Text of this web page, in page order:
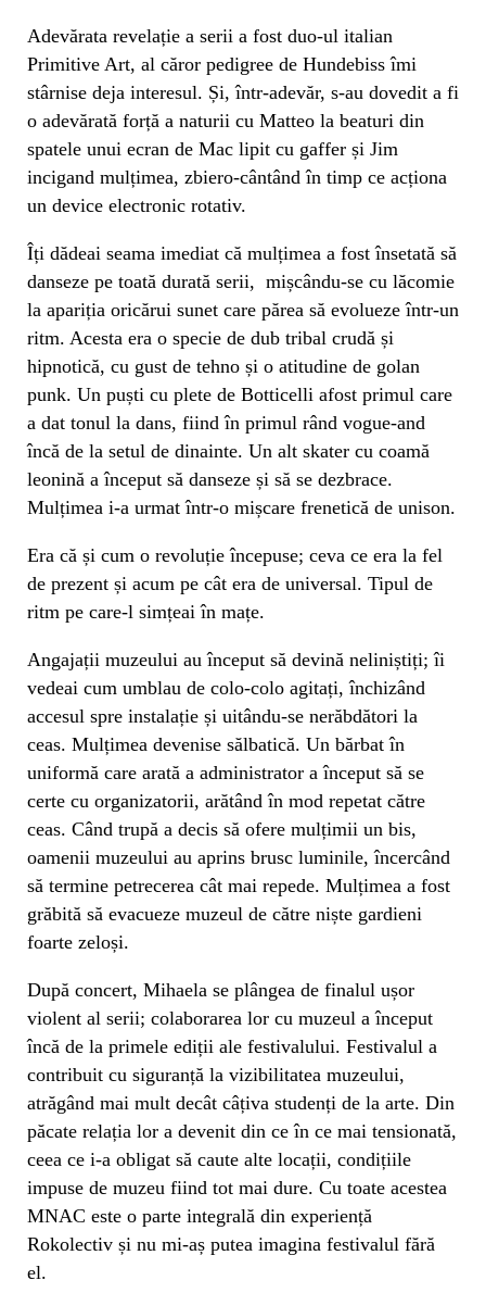
Adevărata revelație a serii a fost duo-ul italian
Primitive Art, al căror pedigree de Hundebiss îmi
stârnise deja interesul. Și, într-adevăr, s-au dovedit a fi
o adevărată forță a naturii cu Matteo la beaturi din
spatele unui ecran de Mac lipit cu gaffer și Jim
incigand mulțimea, zbiero-cântând în timp ce acționa
un device electronic rotativ.
Îți dădeai seama imediat că mulțimea a fost însetată să
danseze pe toată durată serii, mișcându-se cu lăcomie
la apariția oricărui sunet care părea să evolueze într-un
ritm. Acesta era o specie de dub tribal crudă și
hipnotică, cu gust de tehno și o atitudine de golan
punk. Un puști cu plete de Botticelli afost primul care
a dat tonul la dans, fiind în primul rând vogue-and
încă de la setul de dinainte. Un alt skater cu coamă
leonină a început să danseze și să se dezbrace.
Mulțimea i-a urmat într-o mișcare frenetică de unison.
Era că și cum o revoluție începuse; ceva ce era la fel
de prezent și acum pe cât era de universal. Tipul de
ritm pe care-l simțeai în mațe.
Angajații muzeului au început să devină neliniștiți; îi
vedeai cum umblau de colo-colo agitați, închizând
accesul spre instalație și uitându-se nerăbdători la
ceas. Mulțimea devenise sălbatică. Un bărbat în
uniformă care arată a administrator a început să se
certe cu organizatorii, arătând în mod repetat către
ceas. Când trupă a decis să ofere mulțimii un bis,
oamenii muzeului au aprins brusc luminile, încercând
să termine petrecerea cât mai repede. Mulțimea a fost
grăbită să evacueze muzeul de către niște gardieni
foarte zeloși.
După concert, Mihaela se plângea de finalul ușor
violent al serii; colaborarea lor cu muzeul a început
încă de la primele ediții ale festivalului. Festivalul a
contribuit cu siguranță la vizibilitatea muzeului,
atrăgând mai mult decât câțiva studenți de la arte. Din
păcate relația lor a devenit din ce în ce mai tensionată,
ceea ce i-a obligat să caute alte locații, condițiile
impuse de muzeu fiind tot mai dure. Cu toate acestea
MNAC este o parte integrală din experiență
Rokolectiv și nu mi-aș putea imagina festivalul fără
el.